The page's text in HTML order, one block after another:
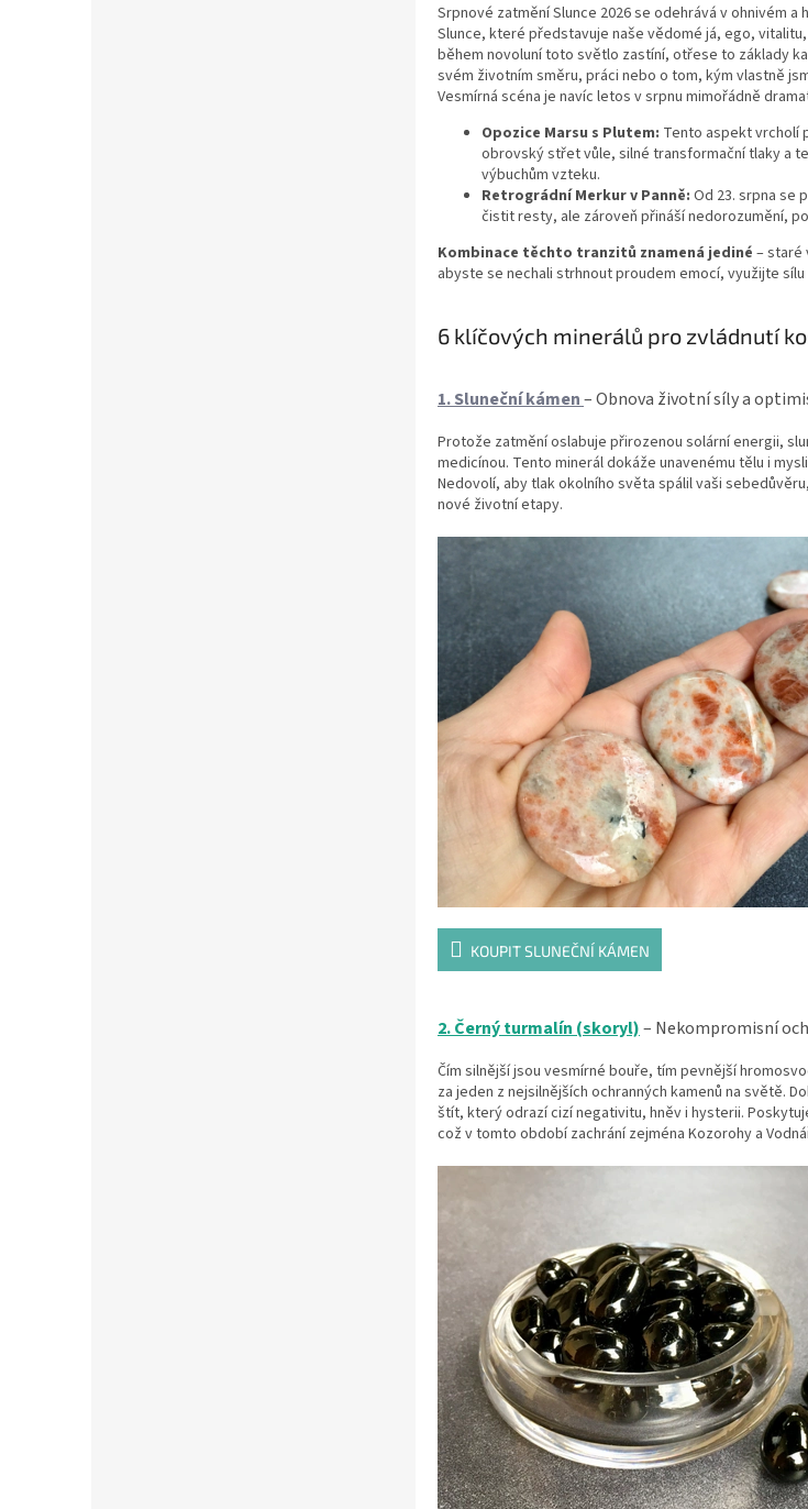
Srpnové zatmění Slunce 2026 se odehrává v ohnivém a
Slunce, které představuje naše vědomé já, ego,
během novoluní toto světlo zastíní, otřese to základy
svém životním směru, práci nebo o tom, kým vlastně
Vesmírná scéna je navíc letos v srpnu mimořádně
Opozice Marsu s Plutem: Tento aspekt vrcholí
obrovský střet vůle, silné transformační tlaky a
výbuchům vzteku.
Retrográdní Merkur v Panně: Od 23. srpna se
čistit resty, ale zároveň přináší nedorozumění,
Kombinace těchto tranzitů znamená jediné – staré
abyste se nechali strhnout proudem emocí, využijte
6 klíčových minerálů pro zvládnutí
1. Sluneční kámen– Obnova životní síly a
Protože zatmění oslabuje přirozenou solární energii,
medicínou. Tento minerál dokáže unavenému tělu i
Nedovolí, aby tlak okolního světa spálil vaši
nové životní etapy.
KOUPIT SLUNEČNÍ KÁMEN
2. Černý turmalín (skoryl)– Nekompromisní
Čím silnější jsou vesmírné bouře, tím pevnější
za jeden z nejsilnějších ochranných kamenů na světě.
štít, který odrazí cizí negativitu, hněv i hysterii.
což v tomto období zachrání zejména Kozorohy a